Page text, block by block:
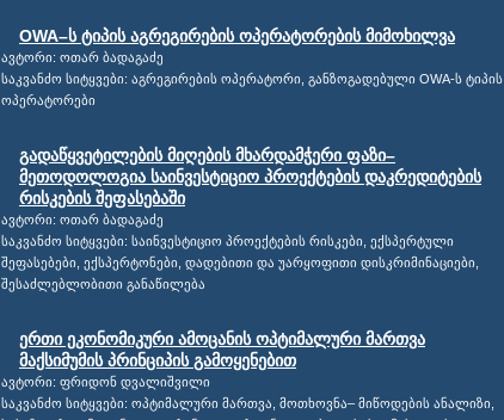
OWA–ს ტიპის აგრეგირების ოპერატორების მიმოხილვა
ავტორი: ოთარ ბადაგაძე
საკვანძო სიტყვები: აგრეგირების ოპერატორი, განზოგადებული OWA-ს ტიპის
ოპერატორები
გადაწყვეტილების მიღების მხარდამჭერი ფაზი–
მეთოდოლოგია საინვესტიციო პროექტების დაკრედიტების
რისკების შეფასებაში
ავტორი: ოთარ ბადაგაძე
საკვანძო სიტყვები: საინვესტიციო პროექტების რისკები, ექსპერტული
შეფასებები, ექსპერტონები, დადებითი და უარყოფითი დისკრიმინაციები,
შესაძლებლობითი განაწილება
ერთი ეკონომიკური ამოცანის ოპტიმალური მართვა
მაქსიმუმის პრინციპის გამოყენებით
ავტორი: ფრიდონ დვალიშვილი
საკვანძო სიტყვები: ოპტიმალური მართვა, მოთხოვნა– მიწოდების ანალიზი,